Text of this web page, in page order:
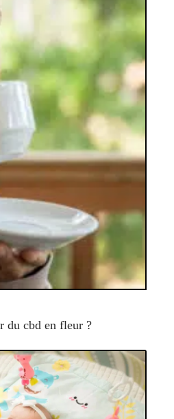
du cbd en fleur ?